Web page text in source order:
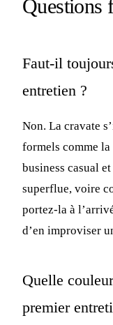
Questions
Faut-il
entretien ?
Non. La cravate
formels comme
business casual
superflue, voire
portez-la à
d’en improviser
Quelle
premier